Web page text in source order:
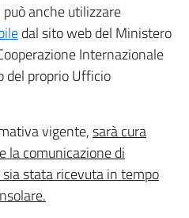
anche utilizzare
dal sito web del Ministero
Internazionale
del proprio Ufficio
vigente,sarà cura
la comunicazione di
stata ricevuta in tempo